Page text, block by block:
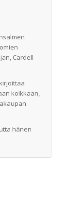
Cardell
kolkkaan,
hänen